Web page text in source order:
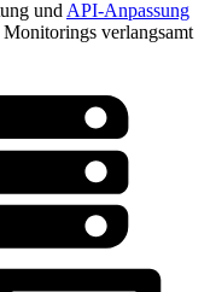
und API-Anpassung
verlangsamt